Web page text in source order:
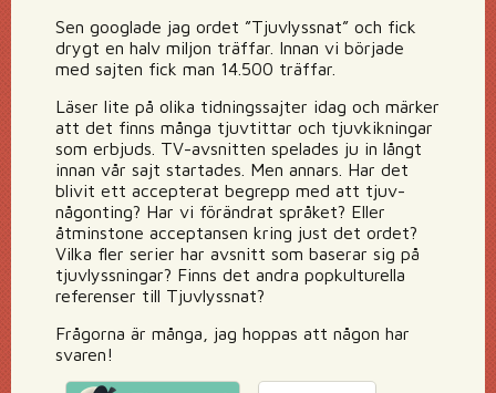
Sen googlade jag ordet ”Tjuvlyssnat” och fick
drygt en halv miljon träffar. Innan vi började
med sajten fick man 14.500 träffar.
Läser lite på olika tidningssajter idag och märker
att det finns många tjuvtittar och tjuvkikningar
som erbjuds. TV-avsnitten spelades ju in långt
innan vår sajt startades. Men annars. Har det
blivit ett accepterat begrepp med att tjuv-
någonting? Har vi förändrat språket? Eller
åtminstone acceptansen kring just det ordet?
Vilka fler serier har avsnitt som baserar sig på
tjuvlyssningar? Finns det andra popkulturella
referenser till Tjuvlyssnat?
Frågorna är många, jag hoppas att någon har
svaren!